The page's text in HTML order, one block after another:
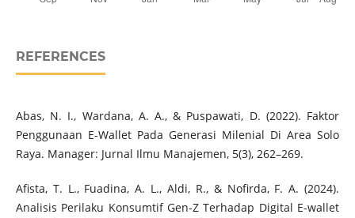
REFERENCES
Abas, N. I., Wardana, A. A., & Puspawati, D. (2022). Faktor
Penggunaan E-Wallet Pada Generasi Milenial Di Area Solo
Raya. Manager: Jurnal Ilmu Manajemen, 5(3), 262–269.
Afista, T. L., Fuadina, A. L., Aldi, R., & Nofirda, F. A. (2024).
Analisis Perilaku Konsumtif Gen-Z Terhadap Digital E-wallet